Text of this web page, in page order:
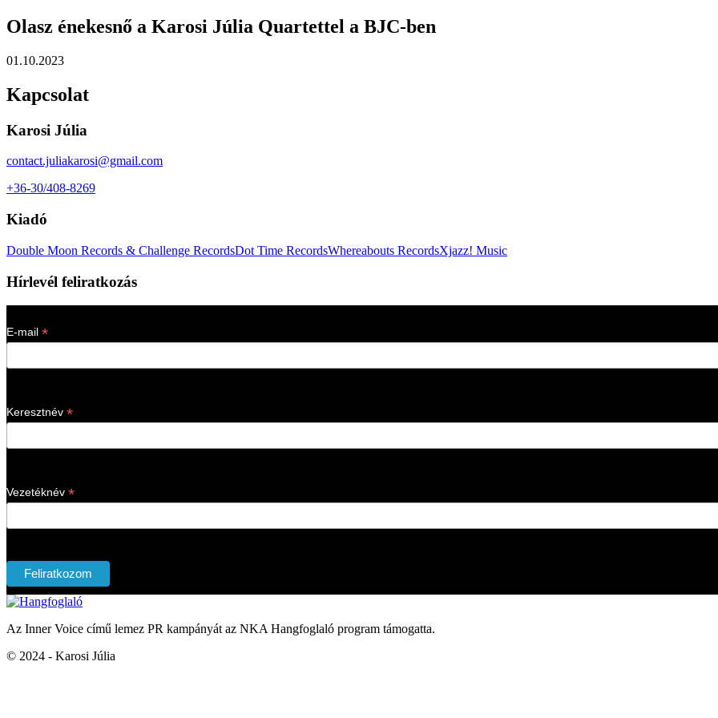
Olasz énekesnő a Karosi Júlia Quartettel a BJC-ben
01.10.2023
Kapcsolat
Karosi Júlia
contact.juliakarosi@gmail.com
+36-30/408-8269
Kiadó
Double Moon Records & Challenge RecordsDot Time RecordsWhereabouts RecordsXjazz! Music
Hírlevél feliratkozás
E-mail *
Keresztnév *
Vezetéknév *
Az Inner Voice című lemez PR kampányát az NKA Hangfoglaló program támogatta.
© 2024 - Karosi Júlia